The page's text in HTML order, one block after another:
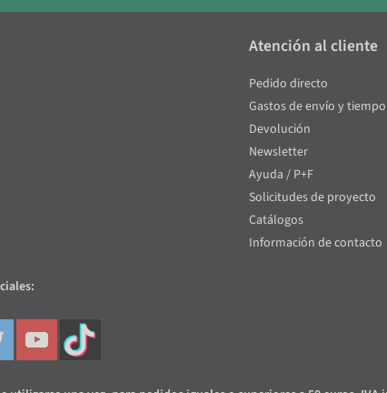
Atención al cliente
Pedido directo
Gastos de envío y
Devolución
Newsletter
Ayuda / P+F
Solicitudes de proyecto
Catálogos
Información de contacto